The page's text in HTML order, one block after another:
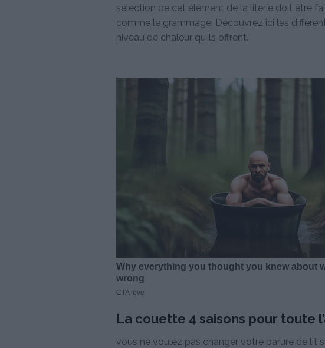
sélection de cet élément de la literie doit être
comme le grammage. Découvrez ici les
niveau de chaleur qu’ils offrent.
La couette 4 saisons pour toute
vous ne voulez pas changer votre parure de lit